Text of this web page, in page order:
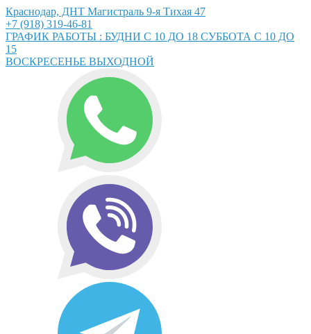
Краснодар, ДНТ Магистраль 9-я Тихая 47
+7 (918) 319-46-81
ГРАФИК РАБОТЫ : БУДНИ С 10 ДО 18 СУББОТА С 10 ДО
15
ВОСКРЕСЕНЬЕ ВЫХОДНОЙ